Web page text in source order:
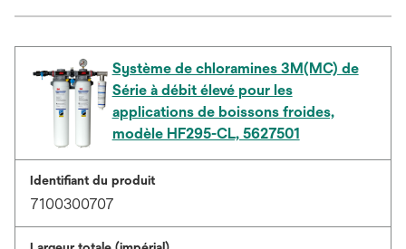
Système de chloramines 3M(MC) de
Série à débit élevé pour les
applications de boissons froides,
modèle HF295-CL, 5627501
Identifiant du produit
7100300707